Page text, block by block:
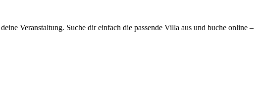
Veranstaltung. Suche dir einfach die passende Villa aus und buche online –